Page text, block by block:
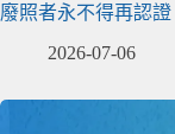
廢照者永不得再認證
2026-07-06